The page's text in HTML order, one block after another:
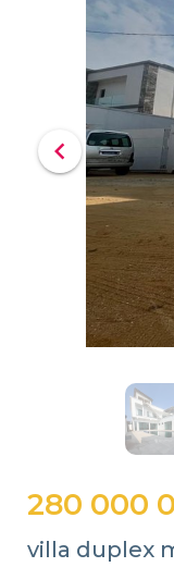
chevron_left
280 000
villa duplex